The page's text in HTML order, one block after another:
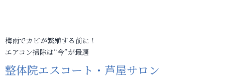
梅雨でカビが繁殖する前に！
エアコン掃除は“今”が最適
整体院エスコート・芦屋サロン